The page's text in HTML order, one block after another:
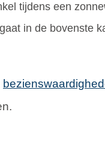
tijdens een
in de bovenste